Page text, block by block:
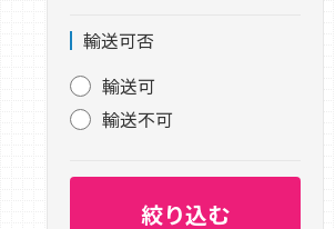
輸送可否
輸送可
輸送不可